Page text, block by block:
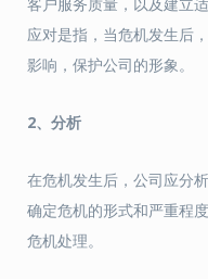
应对是指，当危机发生后
影响，保护公司的形象。
2、分析
在危机发生后，公司应分
确定危机的形式和严重程
危机处理。